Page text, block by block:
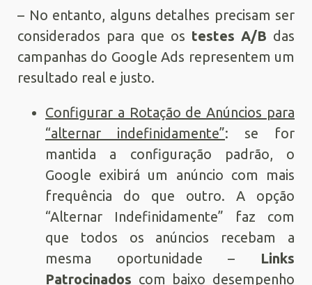
– No entanto, alguns detalhes precisam ser
considerados para que os testes A/B das
campanhas do Google Ads representem um
resultado real e justo.
Configurar a Rotação de Anúncios para
“alternar indefinidamente”: se for
mantida a configuração padrão, o
Google exibirá um anúncio com mais
frequência do que outro. A opção
“Alternar Indefinidamente” faz com
que todos os anúncios recebam a
mesma oportunidade – Links
Patrocinados com baixo desempenho